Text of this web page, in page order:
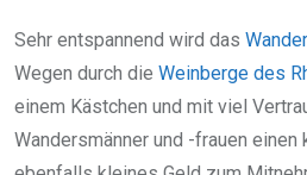
Sehr entspannend wird das
Wegen durch die Weinberge des
einem Kästchen und mit viel
Wandersmänner und -frauen